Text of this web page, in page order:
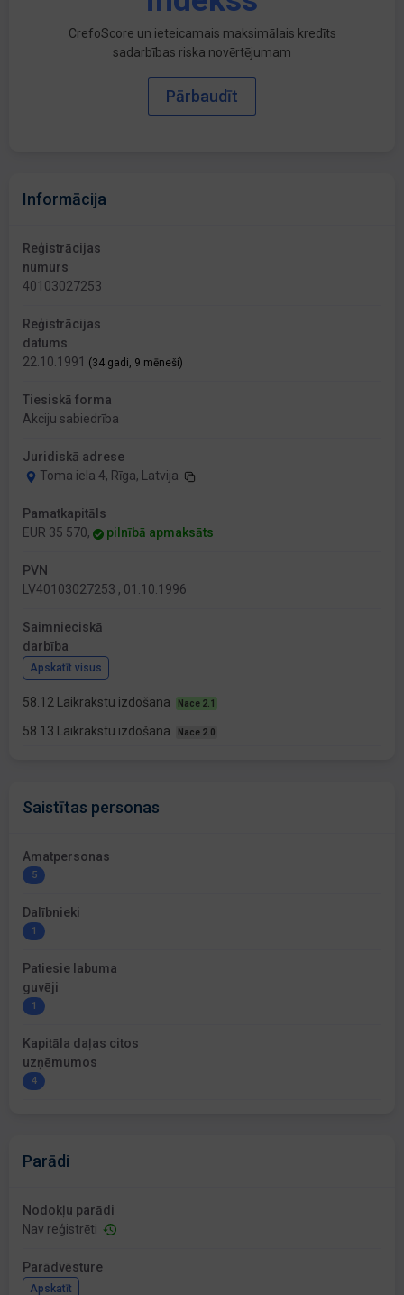
CrefoScore un ieteicamais maksimālais kredīts
sadarbības riska novērtējumam
Pārbaudīt
Informācija
Reģistrācijas
numurs
40103027253
Reģistrācijas
datums
22.10.1991 (34 gadi, 9 mēneši)
Tiesiskā forma
Akciju sabiedrība
Juridiskā adrese
Toma iela 4, Rīga, Latvija
Pamatkapitāls
EUR 35 570,
pilnībā apmaksāts
PVN
LV40103027253 , 01.10.1996
Saimnieciskā
darbība
Apskatīt visus
58.12 Laikrakstu izdošana Nace 2.1
58.13 Laikrakstu izdošana Nace 2.0
Saistītas personas
Amatpersonas
5
Dalībnieki
1
Patiesie labuma
guvēji
1
Kapitāla daļas citos
uzņēmumos
4
Parādi
Nodokļu parādi
Nav reģistrēti
Parādvēsture
Apskatīt